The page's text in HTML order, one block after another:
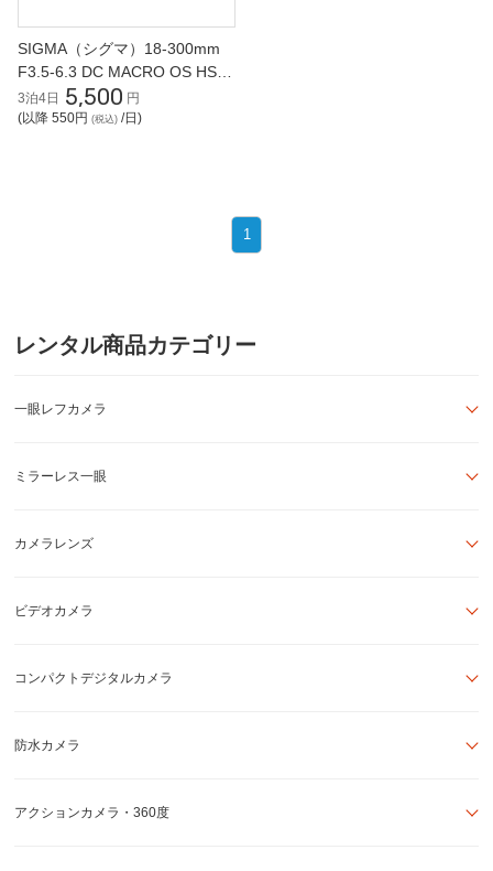
SIGMA（シグマ）18-300mm
F3.5-6.3 DC MACRO OS HSM
高倍率ズームレンズ Canon EF
マウント
3泊4日 5,500 円
(以降 550円 (税込) /日)
1
レンタル商品カテゴリー
一眼レフカメラ
ミラーレス一眼
カメラレンズ
ビデオカメラ
コンパクトデジタルカメラ
防水カメラ
アクションカメラ・360度